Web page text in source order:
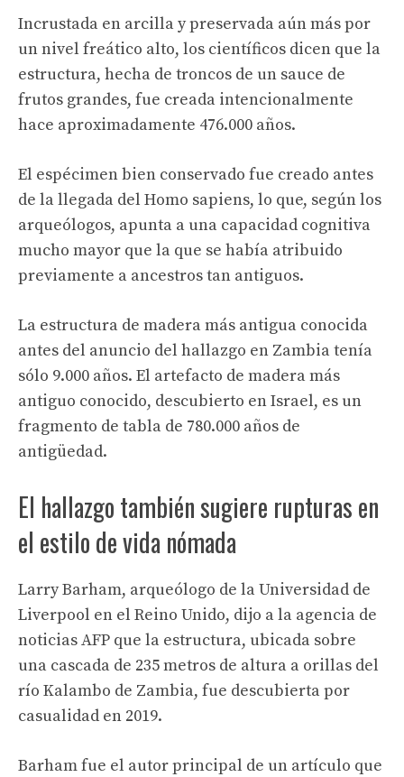
Incrustada en arcilla y preservada aún más por
un nivel freático alto, los científicos dicen que la
estructura, hecha de troncos de un sauce de
frutos grandes, fue creada intencionalmente
hace aproximadamente 476.000 años.
El espécimen bien conservado fue creado antes
de la llegada del Homo sapiens, lo que, según los
arqueólogos, apunta a una capacidad cognitiva
mucho mayor que la que se había atribuido
previamente a ancestros tan antiguos.
La estructura de madera más antigua conocida
antes del anuncio del hallazgo en Zambia tenía
sólo 9.000 años. El artefacto de madera más
antiguo conocido, descubierto en Israel, es un
fragmento de tabla de 780.000 años de
antigüedad.
El hallazgo también sugiere rupturas en
el estilo de vida nómada
Larry Barham, arqueólogo de la Universidad de
Liverpool en el Reino Unido, dijo a la agencia de
noticias AFP que la estructura, ubicada sobre
una cascada de 235 metros de altura a orillas del
río Kalambo de Zambia, fue descubierta por
casualidad en 2019.
Barham fue el autor principal de un artículo que